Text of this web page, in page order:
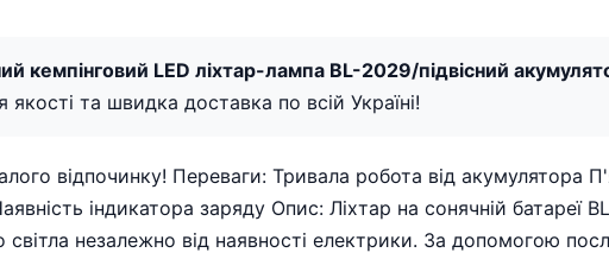
кемпінговий LED ліхтар-лампа BL-2029/підвісний
якості та швидка доставка по всій Україні!
відпочинку! Переваги: Тривала робота від акумулятора
індикатора заряду Опис: Ліхтар на сонячній батареї
незалежно від наявності електрики. За допомогою